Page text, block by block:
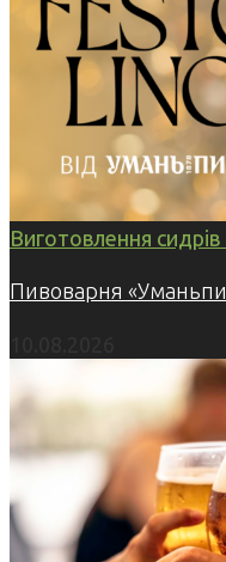
Виготовлення сидрів
Пивоварня